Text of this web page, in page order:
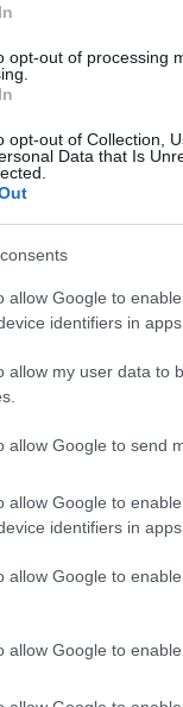
opt-out of processing
opt-out of Collection,
Data that Is
allow Google to
identifiers in apps.
allow my user data to
allow Google to send
allow Google to
identifiers in apps.
allow Google to
allow Google to
το
οι
Ρίχνετε μία
μπροστά
χωρίς καν
την
καν να
και η
για
Για να
τοπία, έργα